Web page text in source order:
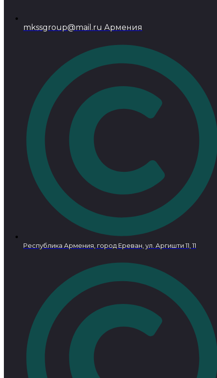
mkssgroup@mail.ru Армения
Республика Армения, город Ереван, ул. Аргишти 11, 11